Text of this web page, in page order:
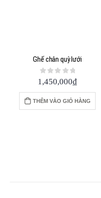
Ghế chân quỳ lưới
0 out of 5
1,450,000₫
THÊM VÀO GIỎ HÀNG